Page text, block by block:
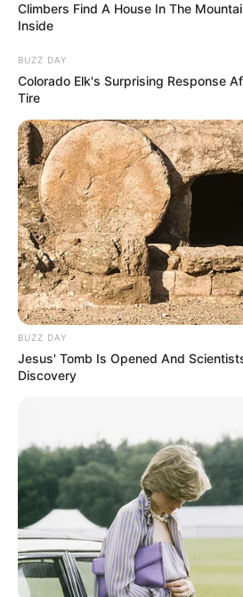
Climbers Find A House In The
Inside
BUZZ DAY
Colorado Elk's Surprising Response
Tire
BUZZ DAY
Jesus' Tomb Is Opened And
Discovery